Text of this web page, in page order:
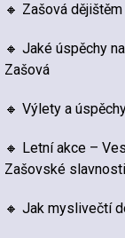
🔸 Zašová
🔸 Jaké úspěchy
Zašová
🔸 Výlety a
🔸 Letní akce –
Zašovské slavnosti
🔸 Jak myslivečtí